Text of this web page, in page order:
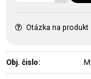
Otázka na produkt
Obj. čislo: